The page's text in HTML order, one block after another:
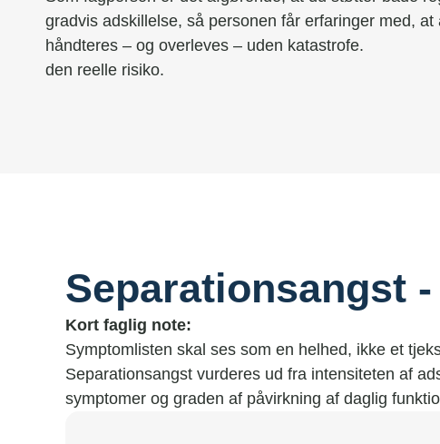
gradvis adskillelse, så personen får erfaringer med, at
håndteres – og overleves – uden katastrofe.
den reelle risiko.
Separationsangst
Kort faglig note:
Symptomlisten skal ses som en helhed, ikke et
Separationsangst vurderes ud fra intensiteten af
symptomer og graden af påvirkning af daglig